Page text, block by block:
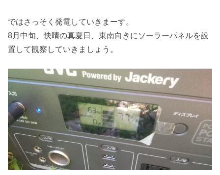
ではさっそく発電していきまーす。
8月中旬、快晴の真夏日、東南向きにソーラーパネルを設
置して観察していきましょう。